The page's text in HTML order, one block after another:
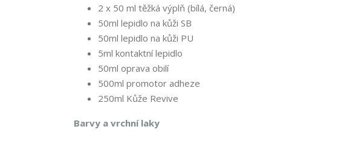
2 x 50 ml těžká výplň (bílá, černá)
50ml lepidlo na kůži SB
50ml lepidlo na kůži PU
5ml kontaktní lepidlo
50ml oprava obilí
500ml promotor adheze
250ml Kůže Revive
Barvy a vrchní laky